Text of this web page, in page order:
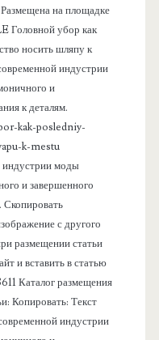
на площадке
Головной убор как
носить шляпу к
индустрии
и
к деталям.
kak-posledniy-
k-mestu
индустрии моды
и завершенного
Скопировать
с другого
размещении статьи
и вставить в статью
Каталог размещения
Копировать: Текст
индустрии